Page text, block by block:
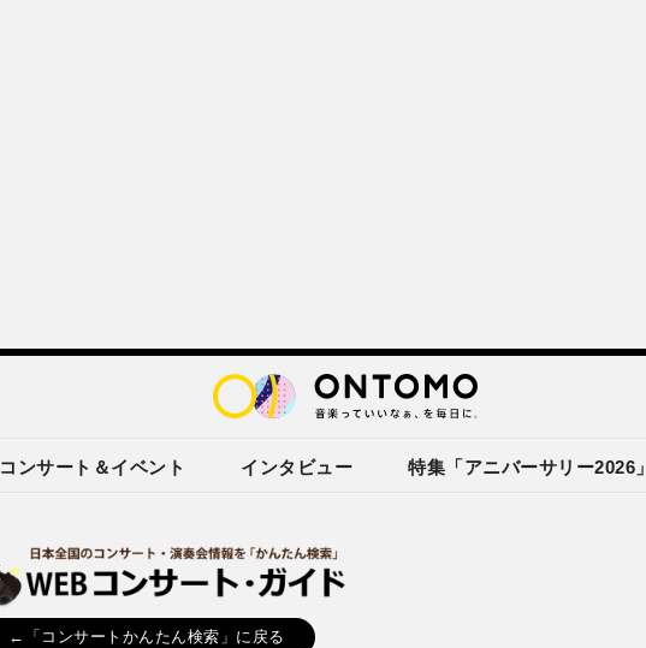
コンサート＆イベント インタビュー 特集「アニバーサリー2026」
←「コンサートかんたん検索」に戻る